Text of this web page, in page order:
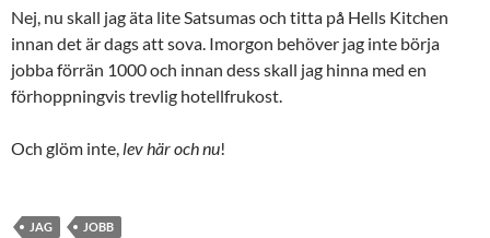
Nej, nu skall jag äta lite Satsumas och titta på Hells Kitchen
innan det är dags att sova. Imorgon behöver jag inte börja
jobba förrän 1000 och innan dess skall jag hinna med en
förhoppningvis trevlig hotellfrukost.
Och glöm inte, lev här och nu!
JAG JOBB